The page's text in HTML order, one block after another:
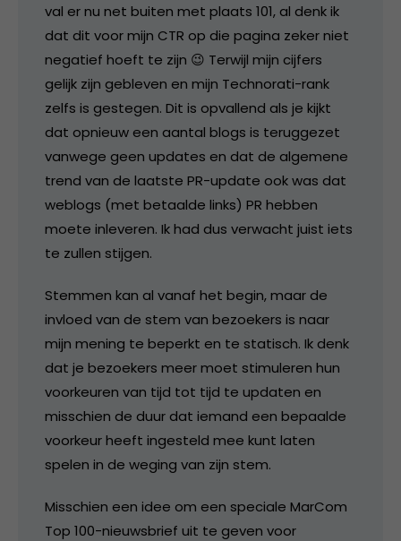
val er nu net buiten met plaats 101, al denk ik
dat dit voor mijn CTR op die pagina zeker niet
negatief hoeft te zijn 😉 Terwijl mijn cijfers
gelijk zijn gebleven en mijn Technorati-rank
zelfs is gestegen. Dit is opvallend als je kijkt
dat opnieuw een aantal blogs is teruggezet
vanwege geen updates en dat de algemene
trend van de laatste PR-update ook was dat
weblogs (met betaalde links) PR hebben
moete inleveren. Ik had dus verwacht juist iets
te zullen stijgen.
Stemmen kan al vanaf het begin, maar de
invloed van de stem van bezoekers is naar
mijn mening te beperkt en te statisch. Ik denk
dat je bezoekers meer moet stimuleren hun
voorkeuren van tijd tot tijd te updaten en
misschien de duur dat iemand een bepaalde
voorkeur heeft ingesteld mee kunt laten
spelen in de weging van zijn stem.
Misschien een idee om een speciale MarCom
Top 100-nieuwsbrief uit te geven voor